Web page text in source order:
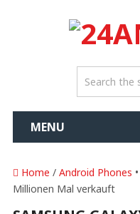
MENU
Home / Android Phones •
Millionen Mal verkauft